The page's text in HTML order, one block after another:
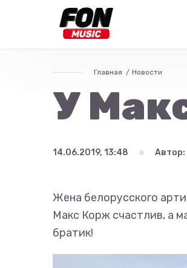
Главная Новости
У
14.06.2019, 13:48 Автор:
Жена белорусского
Макс Корж счастлив, а
братик!